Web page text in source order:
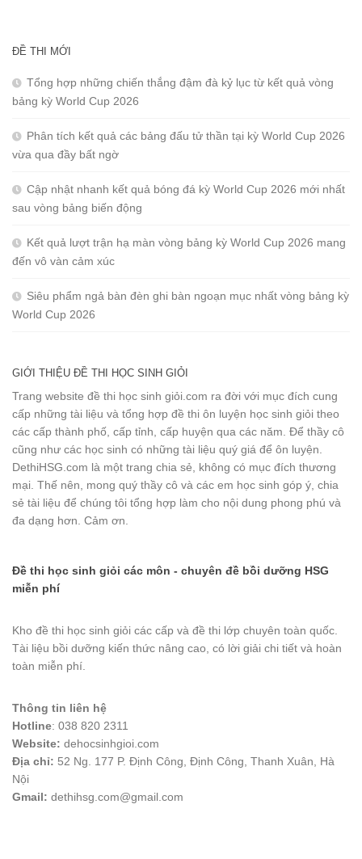
ĐỀ THI MỚI
Tổng hợp những chiến thắng đậm đà kỷ lục từ kết quả vòng
bảng kỳ World Cup 2026
Phân tích kết quả các bảng đấu tử thần tại kỳ World Cup 2026
vừa qua đầy bất ngờ
Cập nhật nhanh kết quả bóng đá kỳ World Cup 2026 mới nhất
sau vòng bảng biến động
Kết quả lượt trận hạ màn vòng bảng kỳ World Cup 2026 mang
đến vô vàn cảm xúc
Siêu phẩm ngả bàn đèn ghi bàn ngoạn mục nhất vòng bảng kỳ
World Cup 2026
GIỚI THIỆU ĐỀ THI HỌC SINH GIỎI
Trang website đề thi học sinh giỏi.com ra đời với mục đích cung
cấp những tài liệu và tổng hợp đề thi ôn luyện học sinh giỏi theo
các cấp thành phố, cấp tỉnh, cấp huyện qua các năm. Để thầy cô
cũng như các học sinh có những tài liệu quý giá để ôn luyện.
DethiHSG.com là một trang chia sẻ, không có mục đích thương
mại. Thế nên, mong quý thầy cô và các em học sinh góp ý, chia
sẻ tài liệu để chúng tôi tổng hợp làm cho nội dung phong phú và
đa dạng hơn. Cảm ơn.
Đề thi học sinh giỏi các môn - chuyên đề bồi dưỡng HSG
miễn phí
Kho đề thi học sinh giỏi các cấp và đề thi lớp chuyên toàn quốc.
Tài liệu bồi dưỡng kiến thức nâng cao, có lời giải chi tiết và hoàn
toàn miễn phí.
Thông tin liên hệ
Hotline: 038 820 2311
Website: dehocsinhgioi.com
Địa chỉ: 52 Ng. 177 P. Định Công, Định Công, Thanh Xuân, Hà
Nội
Gmail: dethihsg.com@gmail.com